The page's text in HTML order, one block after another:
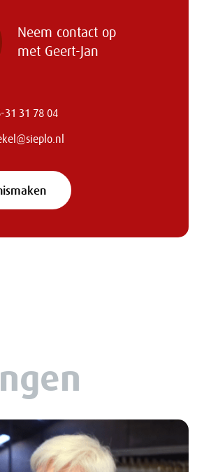
Neem contact op
met Geert-Jan
31 31 78 04